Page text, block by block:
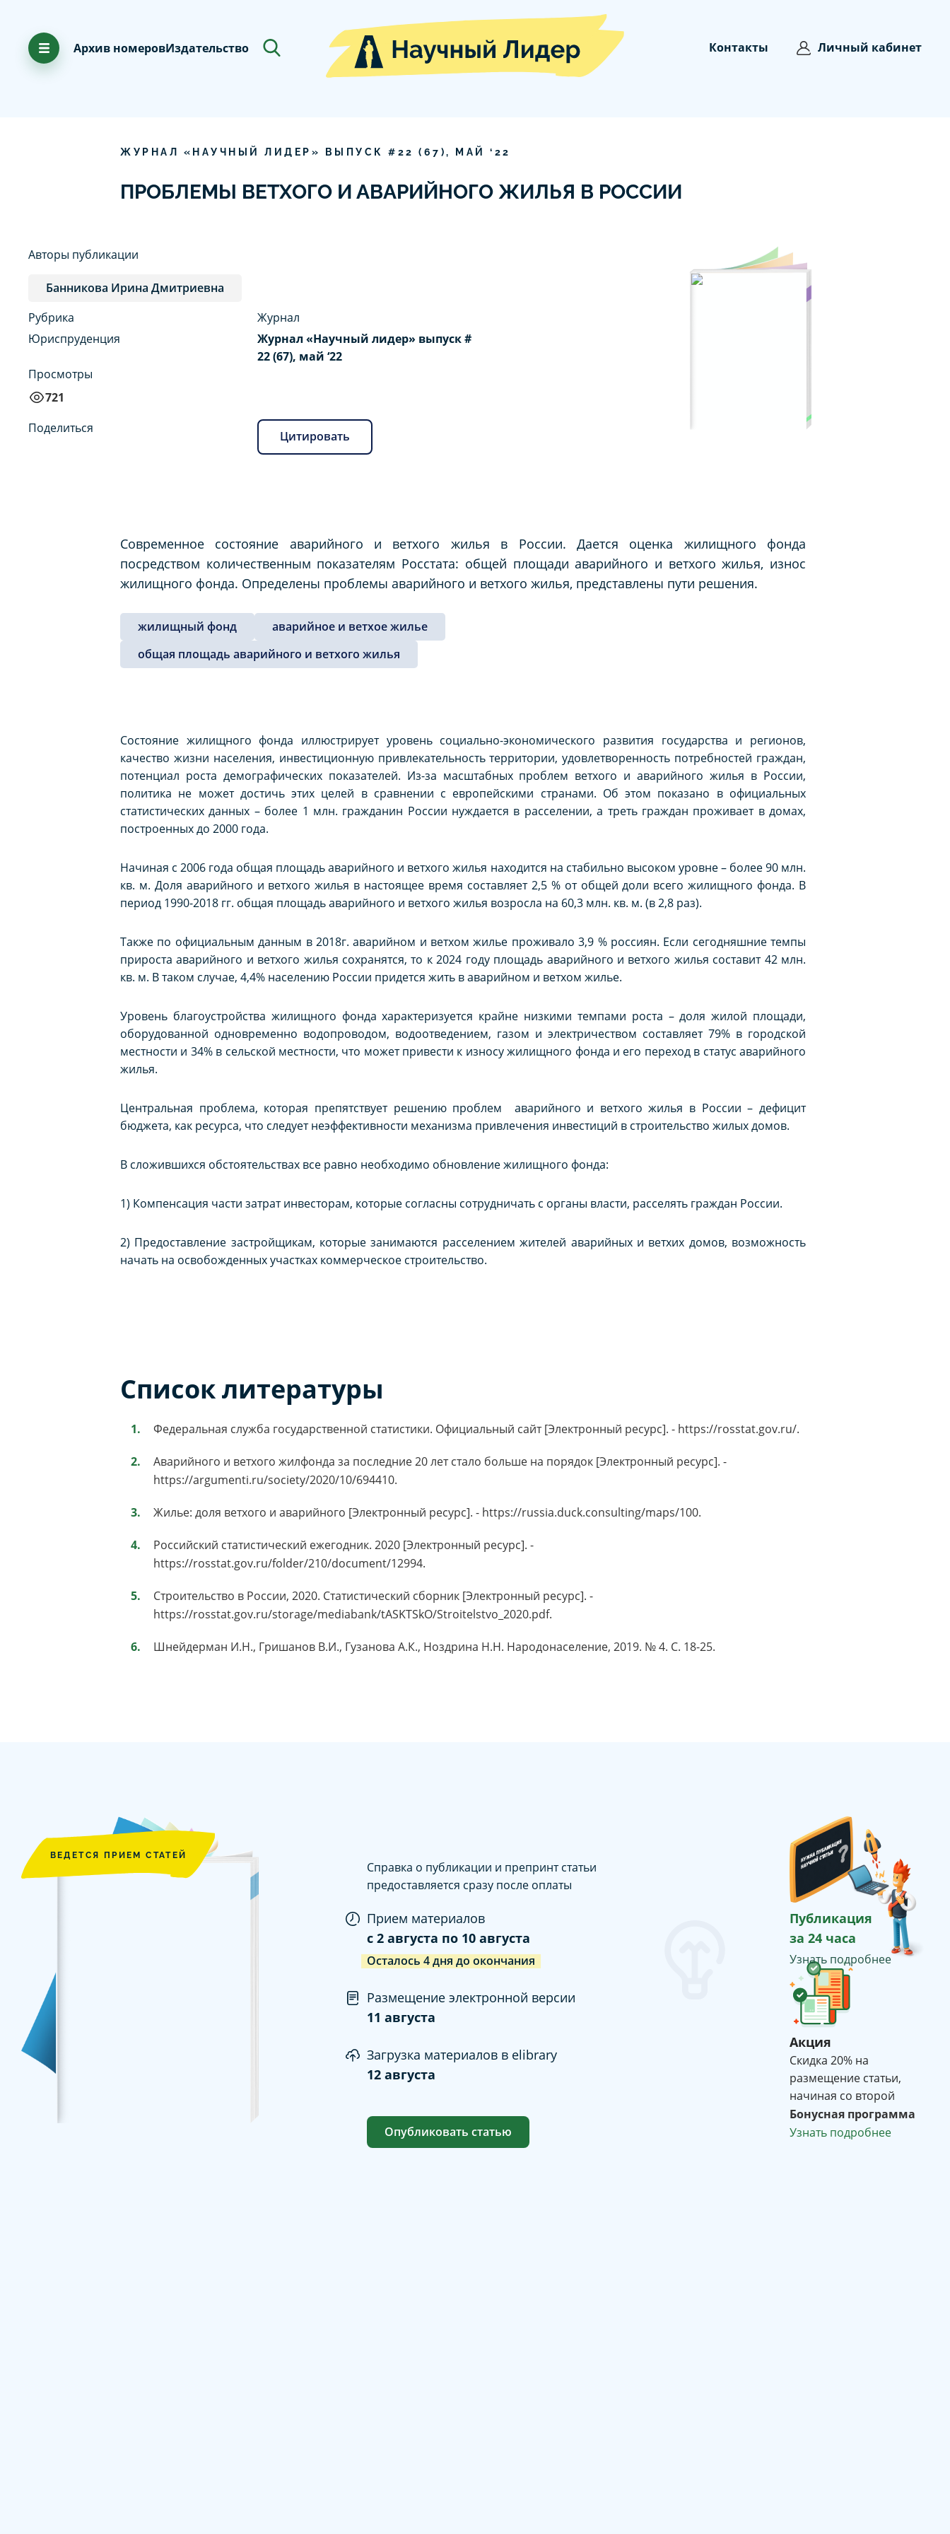
Архив номеровИздательство Контакты Личный кабинет
ЖУРНАЛ «НАУЧНЫЙ ЛИДЕР» ВЫПУСК # 22 ( 67 ), МАЙ ‘ 22
ПРОБЛЕМЫ ВЕТХОГО И АВАРИЙНОГО ЖИЛЬЯ В РОССИИ
Авторы публикации
Банникова Ирина Дмитриевна
Рубрика
Юриспруденция
Просмотры
721
Журнал
Журнал «Научный лидер» выпуск #
22 (67), май ‘22
Поделиться
Цитировать
Современное состояние аварийного и ветхого жилья в России. Дается оценка жилищного фонда
посредством количественным показателям Росстата: общей площади аварийного и ветхого жилья, износ
жилищного фонда. Определены проблемы аварийного и ветхого жилья, представлены пути решения.
жилищный фонд
аварийное и ветхое жилье
общая площадь аварийного и ветхого жилья
Состояние жилищного фонда иллюстрирует уровень социально-экономического развития государства и регионов,
качество жизни населения, инвестиционную привлекательность территории, удовлетворенность потребностей граждан,
потенциал роста демографических показателей. Из-за масштабных проблем ветхого и аварийного жилья в России,
политика не может достичь этих целей в сравнении с европейскими странами. Об этом показано в официальных
статистических данных – более 1 млн. гражданин России нуждается в расселении, а треть граждан проживает в домах,
построенных до 2000 года.
Начиная с 2006 года общая площадь аварийного и ветхого жилья находится на стабильно высоком уровне – более 90 млн.
кв. м. Доля аварийного и ветхого жилья в настоящее время составляет 2,5 % от общей доли всего жилищного фонда. В
период 1990-2018 гг. общая площадь аварийного и ветхого жилья возросла на 60,3 млн. кв. м. (в 2,8 раз).
Также по официальным данным в 2018г. аварийном и ветхом жилье проживало 3,9 % россиян. Если сегодняшние темпы
прироста аварийного и ветхого жилья сохранятся, то к 2024 году площадь аварийного и ветхого жилья составит 42 млн.
кв. м. В таком случае, 4,4% населению России придется жить в аварийном и ветхом жилье.
Уровень благоустройства жилищного фонда характеризуется крайне низкими темпами роста – доля жилой площади,
оборудованной одновременно водопроводом, водоотведением, газом и электричеством составляет 79% в городской
местности и 34% в сельской местности, что может привести к износу жилищного фонда и его переход в статус аварийного
жилья.
Центральная проблема, которая препятствует решению проблем аварийного и ветхого жилья в России – дефицит
бюджета, как ресурса, что следует неэффективности механизма привлечения инвестиций в строительство жилых домов.
В сложившихся обстоятельствах все равно необходимо обновление жилищного фонда:
1) Компенсация части затрат инвесторам, которые согласны сотрудничать с органы власти, расселять граждан России.
2) Предоставление застройщикам, которые занимаются расселением жителей аварийных и ветхих домов, возможность
начать на освобожденных участках коммерческое строительство.
Список литературы
Федеральная служба государственной статистики. Официальный сайт [Электронный ресурс]. - https://rosstat.gov.ru/.
Аварийного и ветхого жилфонда за последние 20 лет стало больше на порядок [Электронный ресурс]. -
https://argumenti.ru/society/2020/10/694410.
Жилье: доля ветхого и аварийного [Электронный ресурс]. - https://russia.duck.consulting/maps/100.
Российский статистический ежегодник. 2020 [Электронный ресурс]. -
https://rosstat.gov.ru/folder/210/document/12994.
Строительство в России, 2020. Статистический сборник [Электронный ресурс]. -
https://rosstat.gov.ru/storage/mediabank/tASKTSkO/Stroitelstvo_2020.pdf.
Шнейдерман И.Н., Гришанов В.И., Гузанова А.К., Ноздрина Н.Н. Народонаселение, 2019. № 4. С. 18-25.
ВЕДЕТСЯ ПРИЕМ СТАТЕЙ
Справка о публикации и препринт статьи
предоставляется сразу после оплаты
Прием материалов
c 2 августа по 10 августа
Осталось 4дня до окончания
Размещение электронной версии
11 августа
Загрузка материалов в elibrary
12 августа
Опубликовать статью
Публикация
за 24 часа
Узнать подробнее
Акция
Cкидка 20% на
размещение статьи,
начиная со второй
Бонусная программа
Узнать подробнее